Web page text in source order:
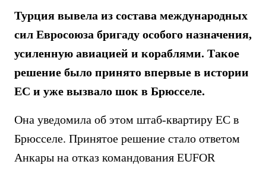
Турция вывела из состава международных
сил Евросоюза бригаду особого назначения,
усиленную авиацией и кораблями. Такое
решение было принято впервые в истории
ЕС и уже вызвало шок в Брюсселе.
Она уведомила об этом штаб-квартиру ЕС в
Брюсселе. Принятое решение стало ответом
Анкары на отказ командования EUFOR